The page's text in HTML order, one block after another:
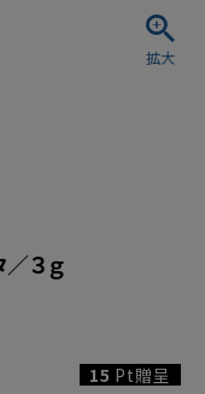
３ｇ
15 Pt贈呈